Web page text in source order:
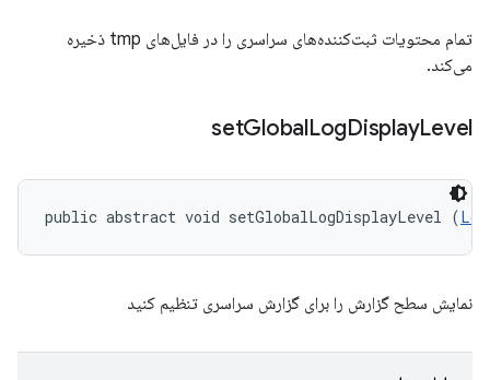
تمام محتویات ثبت‌کننده‌های سراسری را در فایل‌های tmp ذخیره
می‌کند.
setGlobalLogDisplayLevel
public abstract void setGlobalLogDisplayLevel (
نمایش سطح گزارش را برای گزارش سراسری تنظیم کنید